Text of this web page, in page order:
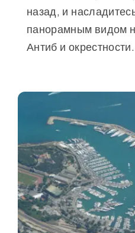
назад, и
панорамным видом
Антиб и окрестности.